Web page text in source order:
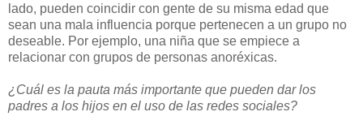
lado, pueden coincidir con gente de su misma edad que
sean una mala influencia porque pertenecen a un grupo no
deseable. Por ejemplo, una niña que se empiece a
relacionar con grupos de personas anoréxicas.
¿Cuál es la pauta más importante que pueden dar los
padres a los hijos en el uso de las redes sociales?